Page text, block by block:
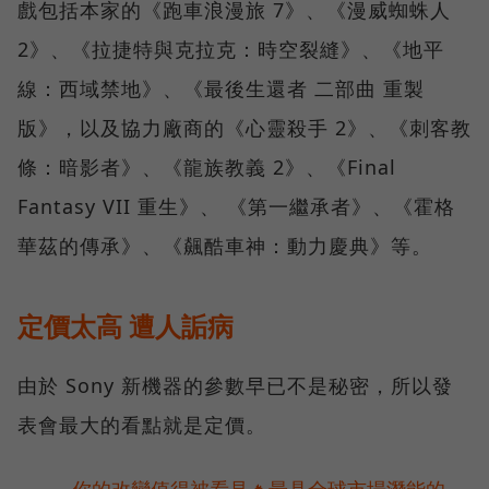
戲包括本家的《跑車浪漫旅 7》、《漫威蜘蛛人
2》、《拉捷特與克拉克：時空裂縫》、《地平
線：西域禁地》、《最後生還者 二部曲 重製
版》，以及協力廠商的《心靈殺手 2》、《刺客教
條：暗影者》、《龍族教義 2》、《Final
Fantasy VII 重生》、 《第一繼承者》、《霍格
華茲的傳承》、《飆酷車神：動力慶典》等。
定價太高 遭人詬病
由於 Sony 新機器的參數早已不是秘密，所以發
表會最大的看點就是定價。